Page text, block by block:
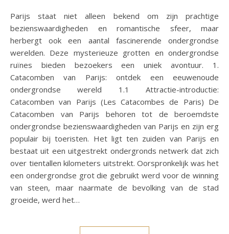
Parijs staat niet alleen bekend om zijn prachtige
bezienswaardigheden en romantische sfeer, maar
herbergt ook een aantal fascinerende ondergrondse
werelden. Deze mysterieuze grotten en ondergrondse
ruïnes bieden bezoekers een uniek avontuur. 1.
Catacomben van Parijs: ontdek een eeuwenoude
ondergrondse wereld 1.1 Attractie-introductie:
Catacomben van Parijs (Les Catacombes de Paris) De
Catacomben van Parijs behoren tot de beroemdste
ondergrondse bezienswaardigheden van Parijs en zijn erg
populair bij toeristen. Het ligt ten zuiden van Parijs en
bestaat uit een uitgestrekt ondergronds netwerk dat zich
over tientallen kilometers uitstrekt. Oorspronkelijk was het
een ondergrondse grot die gebruikt werd voor de winning
van steen, maar naarmate de bevolking van de stad
groeide, werd het…